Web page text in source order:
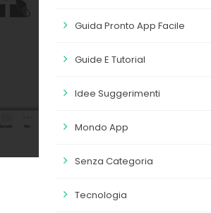
Guida Pronto App Facile
Guide E Tutorial
Idee Suggerimenti
Mondo App
Senza Categoria
Tecnologia